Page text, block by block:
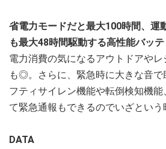
省電力モードだと最大100時間、運
も最大48時間駆動する高性能バッテ
電力消費の気になるアウトドアや
も◎。さらに、緊急時に大きな音で
フティサイレン機能や転倒検知機
て緊急通報もできるのでいざという
DATA